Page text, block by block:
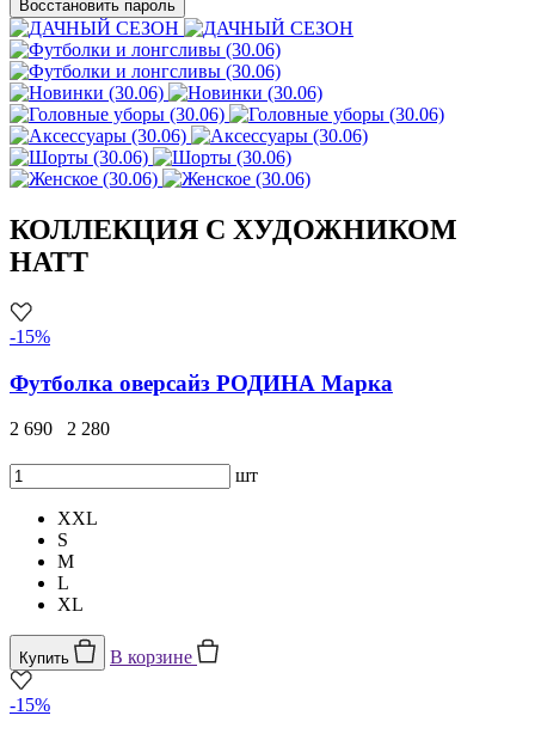
Восстановить пароль
КОЛЛЕКЦИЯ С ХУДОЖНИКОМ
HATT
-15%
Футболка оверсайз РОДИНА Марка
2 690 2 280
шт
XXL
S
M
L
XL
Купить В корзине
-15%